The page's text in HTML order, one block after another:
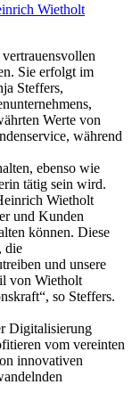
Wietholt
Sie erfolgt im
Steffers,
Werte von
während
ebenso wie
tätig sein wird.
Wietholt
und Kunden
können. Diese
die
und unsere
von Wietholt
so Steffers.
Digitalisierung
vom vereinten
innovativen